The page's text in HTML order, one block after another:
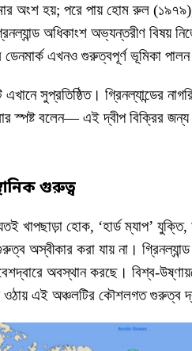
অংশ হয়; পরে পায় হোম রুল
অধিকাংশ অভ্যন্তরীণ বিষয়
ডেনমার্ক এখনও গুরুত্বপূর্ণ ভূমিকা
এখানে সুপ্রতিষ্ঠিত। গ্রিনল্যান্ডের
স্পষ্ট বলেন— এই দ্বীপ বিক্রির
গুরুত্ব
খাপছাড়া হোক, ‘হার্ড ম্যাপ’ যুক্তি,
গুরুত্ব অস্বীকার করা যায় না।
অবস্থান করছে। বিশ্ব-
ওঠায় এই অঞ্চলটির কৌশলগত গুরুত্ব